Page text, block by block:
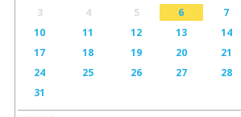
3
4 5 6 7
10
11 12 13 14
17
18 19 20 21
24
25 26 27 28
31